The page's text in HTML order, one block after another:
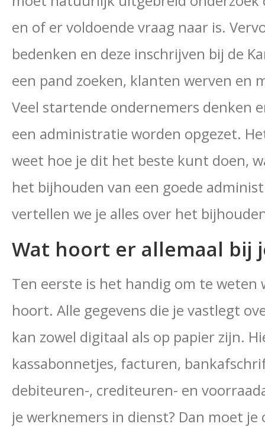
en of er voldoende vraag naar is.
bedenken en deze inschrijven bij de
een pand zoeken, klanten werven en
Veel startende ondernemers denken
een administratie worden opgezet.
weet hoe je dit het beste kunt doen,
het bijhouden van een goede
vertellen we je alles over het
Wat hoort er allemaal bij
Ten eerste is het handig om te
hoort. Alle gegevens die je vastlegt
kan zowel digitaal als op papier zijn.
kassabonnetjes, facturen,
debiteuren-, crediteuren- en
je werknemers in dienst? Dan moet